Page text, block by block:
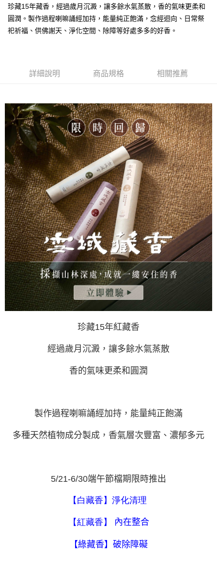
Google Pay
全盈+PAY
【關於「AFTEE先享後付」】
２．便利：只要手機號碼，簡訊認證，即可結帳。
３．安心：先確認商品／服務後，再付款。
【「AFTEE先享後付」結帳流程】
１．於結帳方式選擇「AFTEE先享後付」後，將跳轉至「AFTEE先享後付」
結帳頁面，進行簡訊認證並確認金額後，即可完成結帳。
２．訂單成立數日內，您將收到繳費通知簡訊。
３．收到繳費通知簡訊後14天內，點擊此簡訊中的連結，可透過四大超商／
ATM／網路銀行／等多元方式進行付款，方視為交易完成。
※ 請注意：結帳手續完成當下不需立刻繳費，但若您需要取消訂單，請聯絡
購買商品的店家。未經商家同意取消之訂單仍視為有效，需透過AFTEE先享
後付繳納相關費用。
※ 交易是否成功請以「AFTEE先享後付 」之結帳頁面顯示為準，若有關於
是否繳費成功／繳費後需取消欲退款等相關疑問，請聯繫「AFTEE先享後付
客戶支援中心」https://netprotections.freshdesk.com/support/home
【注意事項】
１．透過由恩沛科技股份有限公司提供之「AFTEE先享後付」服務完成之交
易，需依本服務之必要範圍內提供個人資料，並將交易相關給付款項請求債
權轉讓予恩沛科技股份有限公司。
２．關於個人資料處理事宜，請瀏覽以下網址：
https://aftee.tw/terms/#terms3
３．未成年的使用者請事先徵得法定代理人或監護人之同意方可使用
「AFTEE先享後付」，若未經同意申辦者引起之損失，本公司不負相關責
４．使用「AFTEE先享後付」時，將依據個別帳號之用戶狀況，依本公司即
請求用戶進行身份認證。
５．嚴禁一人註冊多個帳號或使用他人資訊註冊。若發現惡意使用之情形，
ATM付款
運送方式
全家取貨付款
每筆NT$60，滿NT$1,500(含以上)免運費
付款後全家取貨
每筆NT$60，滿NT$1,500(含以上)免運費
7-11取貨付款
每筆NT$60，滿NT$1,500(含以上)免運費
付款後7-11取貨
每筆NT$60，滿NT$1,500(含以上)免運費
宅配
每筆NT$100，滿NT$1,500(含以上)免運費
離島-黑貓宅配
每筆NT$360
每筆NT$180，滿NT$2,500(含以上)免運費
珍藏15年藏香，經過歲月沉澱，讓多餘水氣蒸散，香的氣味更柔和
圓潤。製作過程喇嘛誦經加持，能量純正飽滿，念經迴向、日常祭
祀祈福、供佛謝天、淨化空間、除障等好處多多的好香。
詳細說明 商品規格 相關推薦
珍藏15年紅藏香
經過歲月沉澱，讓多餘水氣蒸散
香的氣味更柔和圓潤
製作過程喇嘛誦經加持，能量純正飽滿
多種天然植物成分製成，香氣層次豐富、濃郁多元
5/21-6/30端午節檔期限時推出
【白藏香】淨化清理
【紅藏香】 內在整合
【綠藏香】破除障礙